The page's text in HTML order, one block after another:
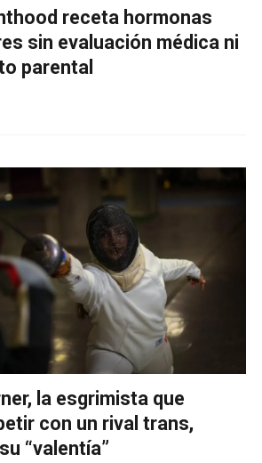
receta hormonas
sin evaluación médica ni
parental
la esgrimista que
con un rival trans,
“valentía”